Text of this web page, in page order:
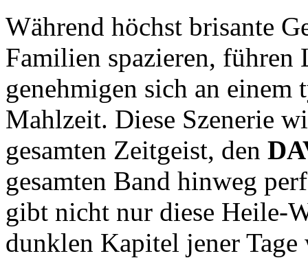
Während höchst brisante
Familien spazieren, führen
genehmigen sich an
Mahlzeit. Diese Szenerie
gesamten Zeitgeist, den
gesamten Band hinweg
gibt nicht nur diese Heile-
dunklen Kapitel jener Tage